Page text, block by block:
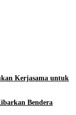
Kerjasama untuk
Bendera